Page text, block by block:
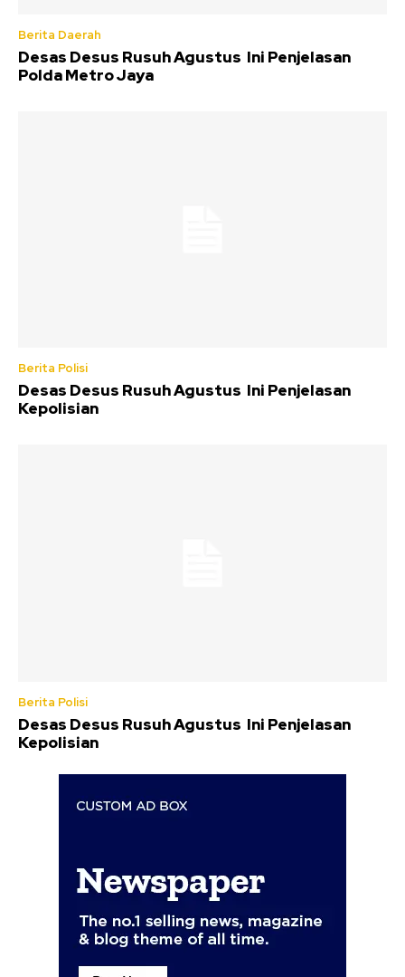
Berita Daerah
Desas Desus Rusuh Agustus Ini Penjelasan
Polda Metro Jaya
Berita Polisi
Desas Desus Rusuh Agustus Ini Penjelasan
Kepolisian
Berita Polisi
Desas Desus Rusuh Agustus Ini Penjelasan
Kepolisian